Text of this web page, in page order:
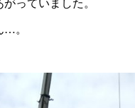
っていました。
…。